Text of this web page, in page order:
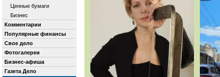
Ценные бумаги
Бизнес
Комментарии
Популярные финансы
Свое дело
Фотогалереи
Бизнес-афиша
Газета Дело